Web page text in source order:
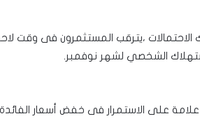
الاحتمالات ،يترقب المستثمرون فى وقت
الشخصي لشهر نوفمبر.
على الاستمرار فى خفض أسعار الفائدة